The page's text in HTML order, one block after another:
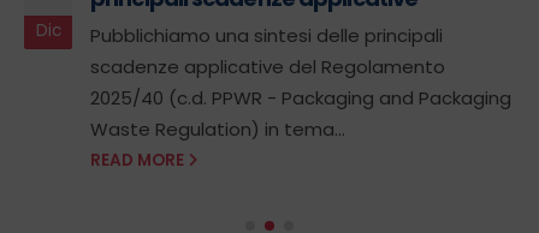
Dic
Pubblichiamo una sintesi delle principali
scadenze applicative del Regolamento
2025/40 (c.d. PPWR - Packaging and Packaging
Waste Regulation) in tema...
READ MORE